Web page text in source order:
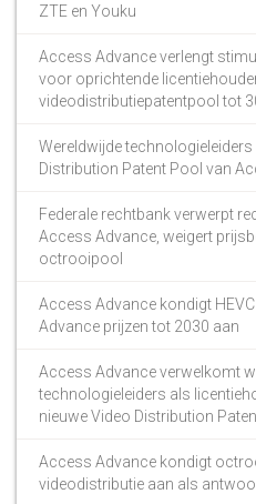
ZTE en Youku
Access Advance verlengt
voor oprichtende
videodistributiepatentpool tot
Wereldwijde
Distribution Patent Pool van
Federale rechtbank verwerpt
Access Advance, weigert
octrooipool
Access Advance kondigt
Advance prijzen tot 2030 aan
Access Advance verwelkomt
technologieleiders als
nieuwe Video Distribution
Access Advance kondigt
videodistributie aan als